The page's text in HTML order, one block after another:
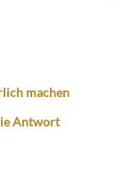
machen
Antwort